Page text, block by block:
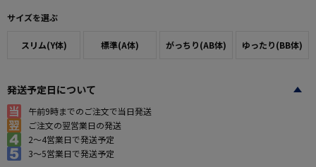
サイズを選ぶ
スリム(Y体) 標準(A体) がっちり(AB体) ゆったり(BB体)
発送予定日について
午前9時までのご注文で当日発送
ご注文の翌営業日の発送
2～4営業日で発送予定
3～5営業日で発送予定